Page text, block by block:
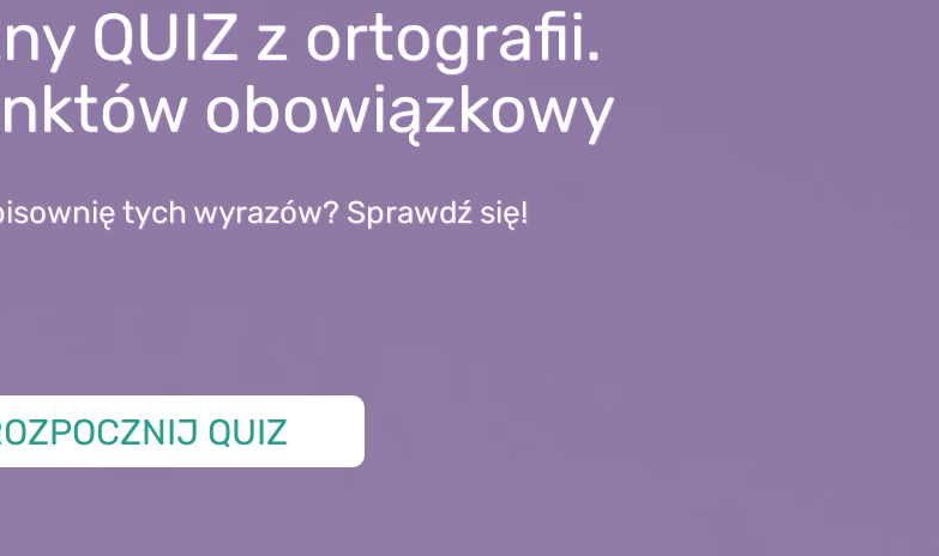
QUIZ z ortografii.
obowiązkowy
tych wyrazów? Sprawdź się!
QUIZ